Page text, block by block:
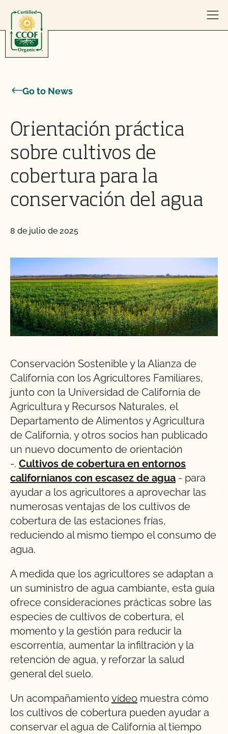
Go to News
Orientación práctica
sobre cultivos de
cobertura para la
conservación del agua
8 de julio de 2025
Conservación Sostenible y la Alianza de
California con los Agricultores Familiares,
junto con la Universidad de California de
Agricultura y Recursos Naturales, el
Departamento de Alimentos y Agricultura
de California, y otros socios han publicado
un nuevo documento de orientación
-. Cultivos de cobertura en entornos
californianos con escasez de agua - para
ayudar a los agricultores a aprovechar las
numerosas ventajas de los cultivos de
cobertura de las estaciones frías,
reduciendo al mismo tiempo el consumo de
agua.
A medida que los agricultores se adaptan a
un suministro de agua cambiante, esta guía
ofrece consideraciones prácticas sobre las
especies de cultivos de cobertura, el
momento y la gestión para reducir la
escorrentía, aumentar la infiltración y la
retención de agua, y reforzar la salud
general del suelo.
Un acompañamiento vídeo muestra cómo
los cultivos de cobertura pueden ayudar a
conservar el agua de California al tiempo